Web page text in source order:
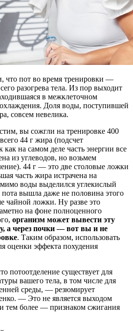
что пот во время тренировки —
разогрева тела. Из пор выходит
в межклеточном
охлаждения. Доля воды, поступившей
совсем невелика.
вы сожгли на тренировке 400
44 г жира (подсчет
как на самом деле часть энергии все
из углеводов, но возьмем
44 г — это две столовые ложки
часть жира истрачена на
воды выделился углекислый
пота вышла даже не половина этого
чайной ложки. Ну разве это
на фоне полноценного
организм может вывести эту
а через почки — вот вы и не
. Таким образом, использовать
оценки эффекта похудения
потоотделение существует для
вашего тела, в том числе для
среды, — резюмирует
— Это не является выходом
тем более — признаком сжигания